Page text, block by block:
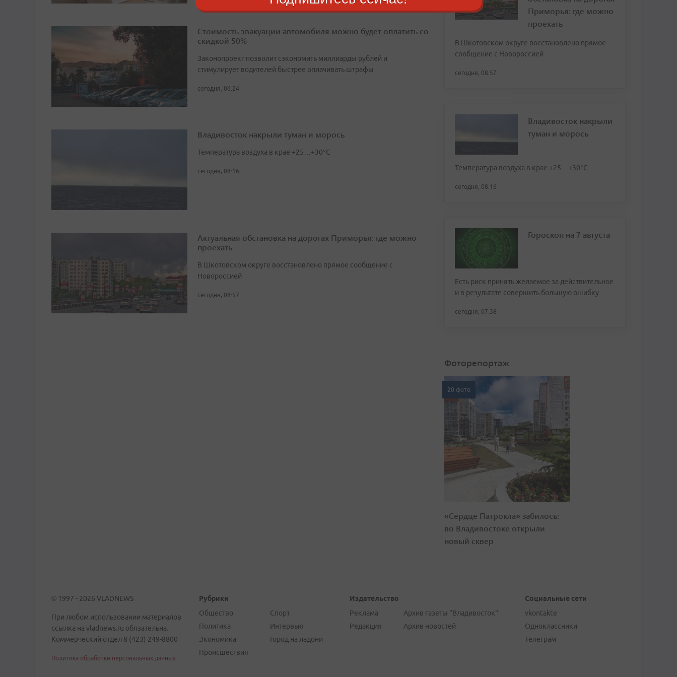
Стоимость эвакуации автомобиля можно будет оплатить со
скидкой 50%
Законопроект позволит сэкономить миллиарды рублей и
стимулирует водителей быстрее оплачивать штрафы
сегодня, 06:24
Владивосток накрыли туман и морось
Температура воздуха в крае +25…+30°C
сегодня, 08:16
Актуальная обстановка на дорогах Приморья: где можно
проехать
В Шкотовском округе восстановлено прямое сообщение с
Новороссией
сегодня, 08:57
Приморья: где можно
проехать
В Шкотовском округе восстановлено прямое
сообщение с Новороссией
сегодня, 08:57
Владивосток накрыли
туман и морось
Температура воздуха в крае +25…+30°C
сегодня, 08:16
Гороскоп на 7 августа
Есть риск принять желаемое за действительное
и в результате совершить большую ошибку
сегодня, 07:38
Фоторепортаж
20 фото
«Сердце Патрокла» забилось:
во Владивостоке открыли
новый сквер
© 1997 - 2026 VLADNEWS
При любом использовании материалов
ссылка на vladnews.ru обязательна.
Коммерческий отдел 8 (423) 249-8800
Политика обработки персональных данных
Рубрики
Общество
Политика
Экономика
Происшествия
Спорт
Интервью
Город на ладони
Издательство
Реклама
Редакция
Архив газеты "Владивосток"
Архив новостей
Социальные сети
vkontakte
Одноклассники
Телеграм